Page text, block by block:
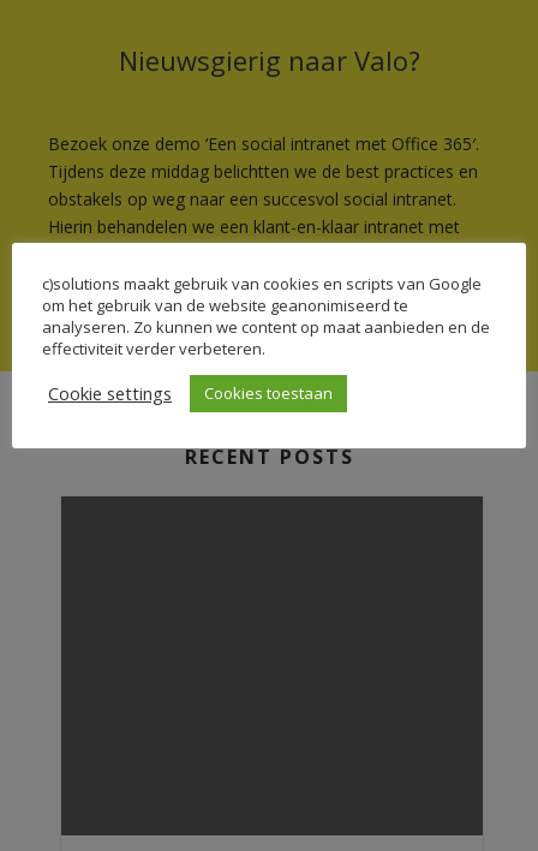
Nieuwsgierig naar Valo?
Bezoek onze demo ‘Een social intranet met Office 365′.
Tijdens deze middag belichtten we de best practices en
obstakels op weg naar een succesvol social intranet.
Hierin behandelen we een klant-en-klaar intranet met
RECENT POSTS
c)solutions maakt gebruik van cookies en scripts van Google
om het gebruik van de website geanonimiseerd te
analyseren. Zo kunnen we content op maat aanbieden en de
effectiviteit verder verbeteren.
Cookie settings Cookies toestaan